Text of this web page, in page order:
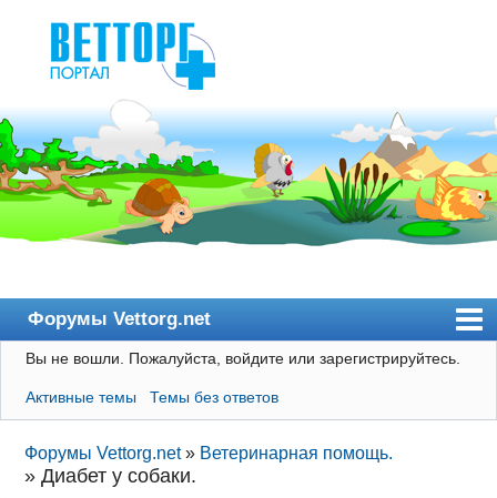
Форумы Vettorg.net
Главная
Пользователи
Правила
Поиск
Вы не вошли. Пожалуйста, войдите или зарегистрируйтесь.
Активные темы Темы без ответов
Форумы Vettorg.net » Ветеринарная помощь.
»Диабет у собаки.